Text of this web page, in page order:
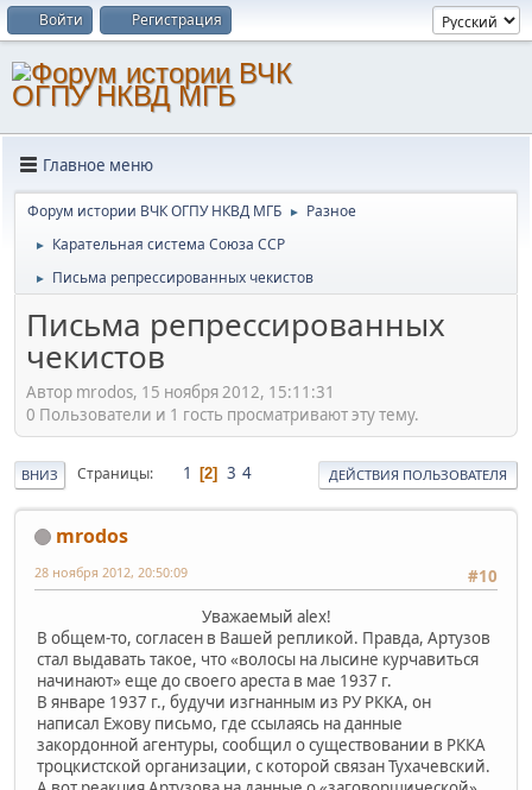
Войти Регистрация
Главное меню
Форум истории ВЧК ОГПУ НКВД МГБ ► Разное
► Карательная система Союза ССР
► Письма репрессированных чекистов
Письма репрессированных
чекистов
Автор mrodos, 15 ноября 2012, 15:11:31
0 Пользователи и 1 гость просматривают эту тему.
ВНИЗ Страницы 1 2 3 4 ДЕЙСТВИЯ ПОЛЬЗОВАТЕЛЯ
mrodos
#10
28 ноября 2012, 20:50:09
Уважаемый alex!
В общем-то, согласен в Вашей репликой. Правда, Артузов
стал выдавать такое, что «волосы на лысине курчавиться
начинают» еще до своего ареста в мае 1937 г.
В январе 1937 г., будучи изгнанным из РУ РККА, он
написал Ежову письмо, где ссылаясь на данные
закордонной агентуры, сообщил о существовании в РККА
троцкистской организации, с которой связан Тухачевский.